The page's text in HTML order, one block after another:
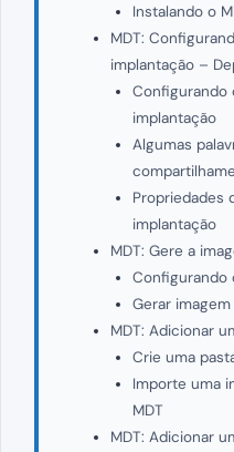
Instalando o
MDT:
implantação –
Configurando
implantação
Algumas
Propriedades
implantação
MDT: Gere a
Configurando
Gerar imagem
MDT: Adicionar
Crie uma
Importe uma
MDT
MDT: Adicionar